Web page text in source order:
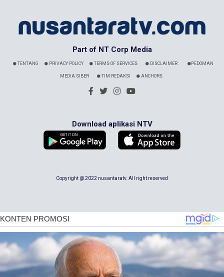
Part of NT Corp Media
TENTANG PRIVACY POLICY TERMS OF SERVICES DISCLAIMER PEDOMAN
MEDIA SIBER TIM REDAKSI ANCHORS
Download aplikasi NTV
Copyright @ 2022 nusantaratv. All right reserved